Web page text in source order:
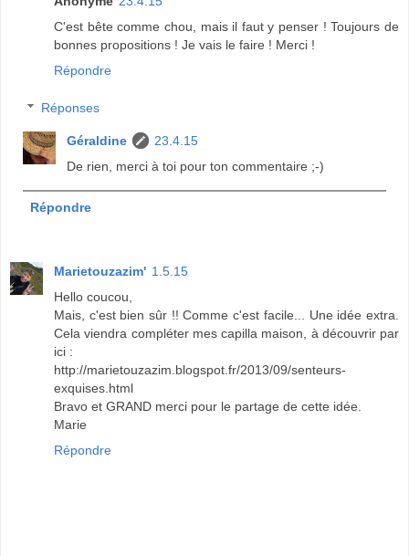
C'est bête comme chou, mais il faut y penser ! Toujours de
bonnes propositions ! Je vais le faire ! Merci !
Répondre
Réponses
Géraldine
23.4.15
De rien, merci à toi pour ton commentaire ;-)
Répondre
Marietouzazim' 1.5.15
Hello coucou,
Mais, c'est bien sûr !! Comme c'est facile... Une idée extra.
Cela viendra compléter mes capilla maison, à découvrir par
ici :
http://marietouzazim.blogspot.fr/2013/09/senteurs-
exquises.html
Bravo et GRAND merci pour le partage de cette idée.
Marie
Répondre